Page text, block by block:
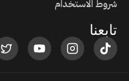
شروط الاستخدام
تابعنا